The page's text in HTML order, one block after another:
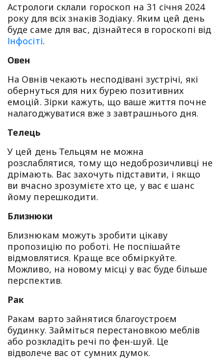
Астрологи склали гороскоп на 31 січня 2024
року для всіх знаків Зодіаку. Яким цей день
буде саме для вас, дізнайтеся в гороскопі від
Інфосіті.
Овен
На Овнів чекають несподівані зустрічі, які
обернуться для них бурею позитивних
емоцій. Зірки кажуть, що ваше життя почне
налагоджуватися вже з завтрашнього дня.
Телець
У цей день Тельцям не можна
розслаблятися, тому що недоброзичливці не
дрімають. Вас захочуть підставити, і якщо
ви вчасно зрозумієте хто це, у вас є шанс
йому перешкодити.
Близнюки
Близнюкам можуть зробити цікаву
пропозицію по роботі. Не поспішайте
відмовлятися. Краще все обміркуйте.
Можливо, на новому місці у вас буде більше
перспектив.
Рак
Ракам варто зайнятися благоустроєм
будинку. Займіться перестановкою меблів
або розкладіть речі по фен-шуй. Це
відволече вас от сумних думок.